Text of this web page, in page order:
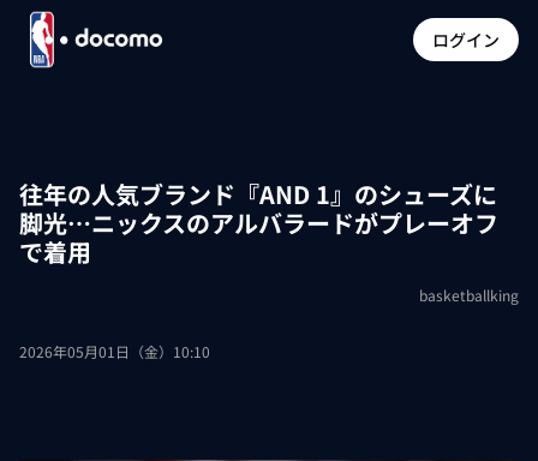
ログイン
往年の人気ブランド『AND 1』のシューズに
脚光…ニックスのアルバラードがプレーオフ
で着用
basketballking
2026年05月01日（金）10:10